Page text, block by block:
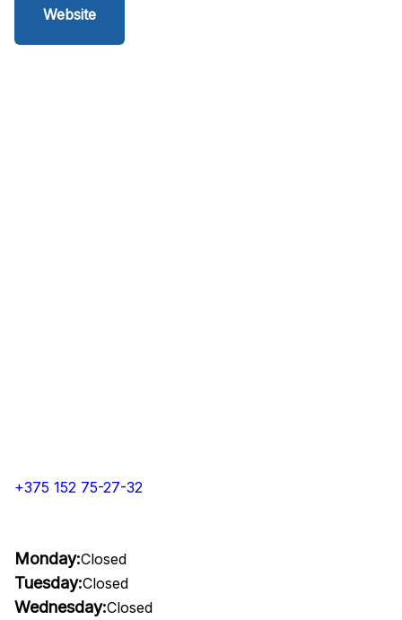
Website
+375 152 75-27-32
Monday:Closed
Tuesday:Closed
Wednesday:Closed